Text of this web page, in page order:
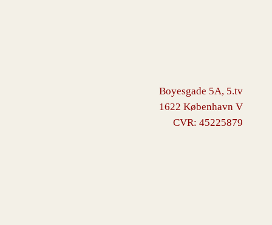
Boyesgade 5A, 5.tv
1622 København V
CVR: 45225879